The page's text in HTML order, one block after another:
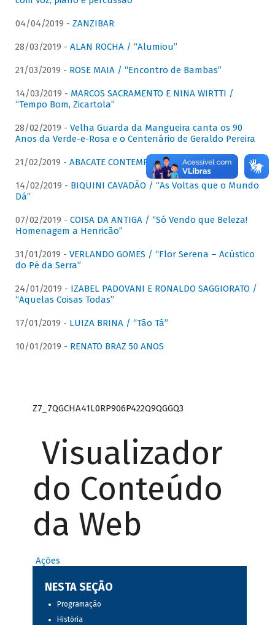
04/04/2019 - ZANZIBAR
28/03/2019 - ALAN ROCHA / “Alumiou”
21/03/2019 - ROSE MAIA / “Encontro de Bambas”
14/03/2019 - MARCOS SACRAMENTO E NINA WIRTTI /
“Tempo Bom, Zicartola”
28/02/2019 - Velha Guarda da Mangueira canta os 90
Anos da Verde-e-Rosa e o Centenário de Geraldo Pereira
21/02/2019 - ABACATE CONTEMPORÂNEO
14/02/2019 - BIQUINI CAVADÃO / “As Voltas que o Mundo
Dá”
07/02/2019 - COISA DA ANTIGA / “Só Vendo que Beleza!
Homenagem a Henricão”
31/01/2019 - VERLANDO GOMES / “Flor Serena – Acústico
do Pé da Serra”
24/01/2019 - IZABEL PADOVANI E RONALDO SAGGIORATO /
“Aquelas Coisas Todas”
17/01/2019 - LUIZA BRINA / “Tão Tá”
10/01/2019 - RENATO BRAZ 50 ANOS
Z7_7QGCHA41L0RP906P422Q9QGGQ3
Visualizador
do Conteúdo
da Web
Ações
NESTA SEÇÃO
Programação
História